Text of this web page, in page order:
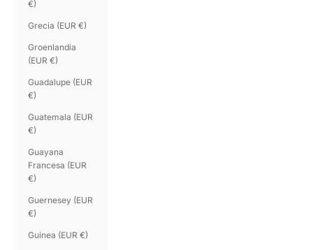
€)
Grecia (EUR €)
Groenlandia
(EUR €)
Guadalupe (EUR
€)
Guatemala (EUR
€)
Guayana
Francesa (EUR
€)
Guernesey (EUR
€)
Guinea (EUR €)